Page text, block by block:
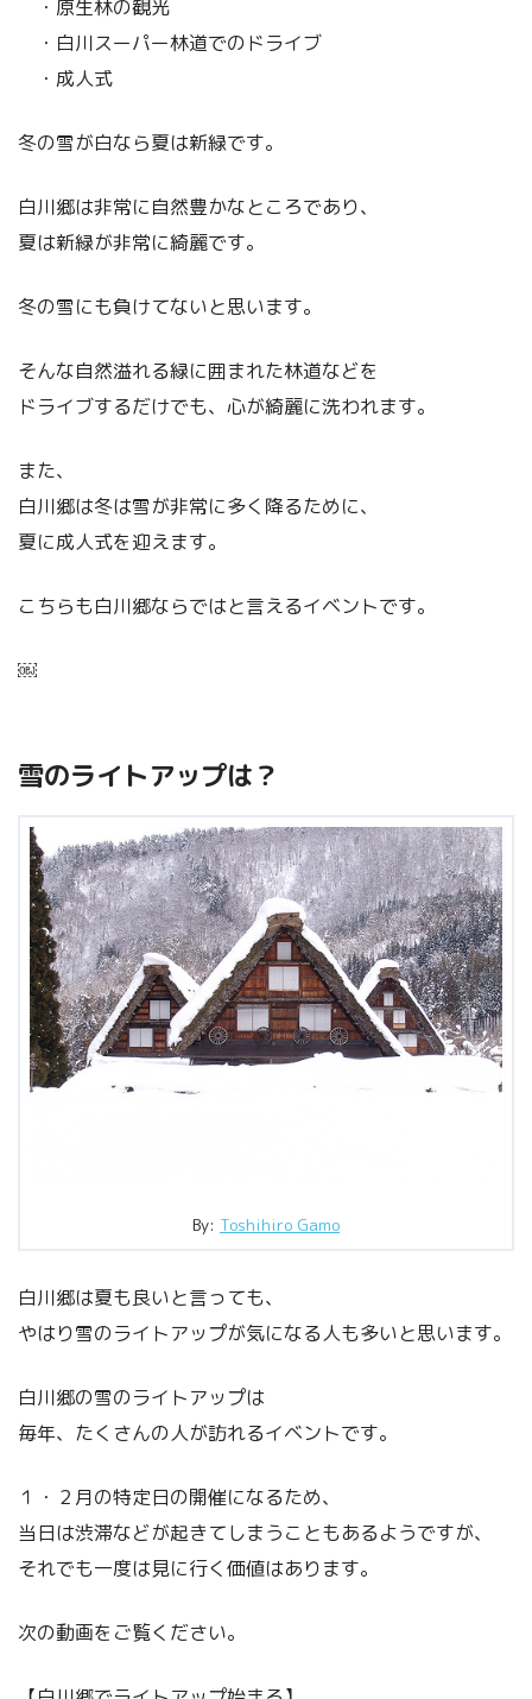
・原生林の観光
・白川スーパー林道でのドライブ
・成人式
冬の雪が白なら夏は新緑です。
白川郷は非常に自然豊かなところであり、
夏は新緑が非常に綺麗です。
冬の雪にも負けてないと思います。
そんな自然溢れる緑に囲まれた林道などを
ドライブするだけでも、心が綺麗に洗われます。
また、
白川郷は冬は雪が非常に多く降るために、
夏に成人式を迎えます。
こちらも白川郷ならではと言えるイベントです。
￼
雪のライトアップは？
By: Toshihiro Gamo
白川郷は夏も良いと言っても、
やはり雪のライトアップが気になる人も多いと思います。
白川郷の雪のライトアップは
毎年、たくさんの人が訪れるイベントです。
１・２月の特定日の開催になるため、
当日は渋滞などが起きてしまうこともあるようですが、
それでも一度は見に行く価値はあります。
次の動画をご覧ください。